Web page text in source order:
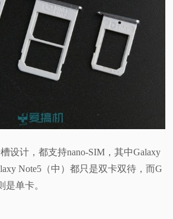
设计，都支持nano-SIM，其中Galaxy
Note5（中）都只是双卡双待，而G
是单卡。